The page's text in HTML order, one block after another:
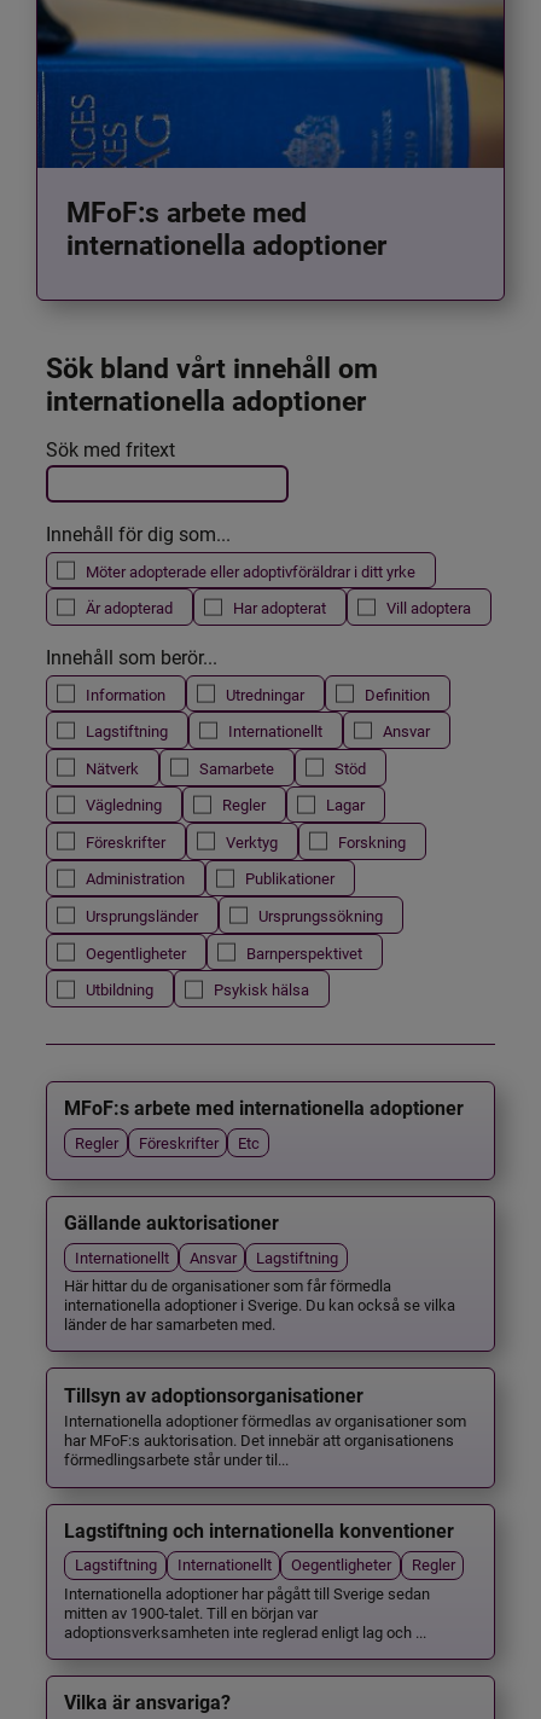
MFoF:s arbete med
internationella adoptioner
Sök bland vårt innehåll om
internationella adoptioner
Filtrera resultatet
Det här formuläret postas automatiskt
Sök med fritext
Innehåll för dig som...
Möter adopterade eller adoptivföräldrar i ditt yrke
Är adopterad
Har adopterat Vill adoptera
Innehåll som berör...
Information Utredningar
Definition
Lagstiftning
Internationellt
Ansvar
Nätverk
Samarbete
Stöd
Vägledning
Regler
Lagar
Föreskrifter
Verktyg
Forskning
Administration
Publikationer
Ursprungsländer
Ursprungssökning
Oegentligheter
Barnperspektivet
Utbildning
Psykisk hälsa
MFoF:s arbete med internationella adoptioner
Regler Föreskrifter Etc
Gällande auktorisationer
Internationellt Ansvar
Lagstiftning
Här hittar du de organisationer som får förmedla
internationella adoptioner i Sverige. Du kan också se vilka
länder de har samarbeten med.
Tillsyn av adoptionsorganisationer
Internationella adoptioner förmedlas av organisationer som
har MFoF:s auktorisation. Det innebär att organisationens
förmedlingsarbete står under til...
Lagstiftning och internationella konventioner
Lagstiftning Internationellt Oegentligheter
Regler
Internationella adoptioner har pågått till Sverige sedan
mitten av 1900-talet. Till en början var
adoptionsverksamheten inte reglerad enligt lag och ...
Vilka är ansvariga?